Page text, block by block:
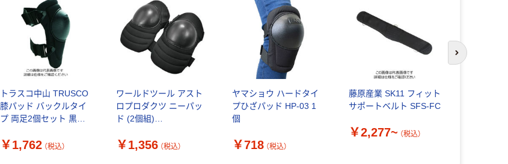
トラスコ中山 TRUSCO
膝パッド バックルタイ
プ 両足2個セット 黒
1957
￥1,762 （税込）
ワールドツール アスト
ロプロダクツ ニーパッ
ド (2個組)
組) 397-9437（直送品）
￥1,356 （税込）
ヤマショウ ハードタイ
プひざパッド HP-03 1
個
￥718 （税込）
藤原産業 SK11 フィット
サポートベルト SFS-FC
￥2,277~ （税込）
次のスライド